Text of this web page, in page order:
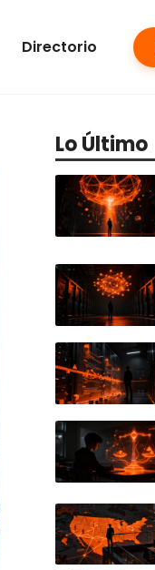
Directorio
Lo Último